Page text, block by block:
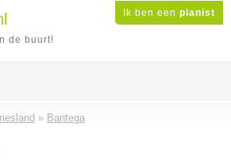
Ik ben een pianist
de buurt!
» Bantega